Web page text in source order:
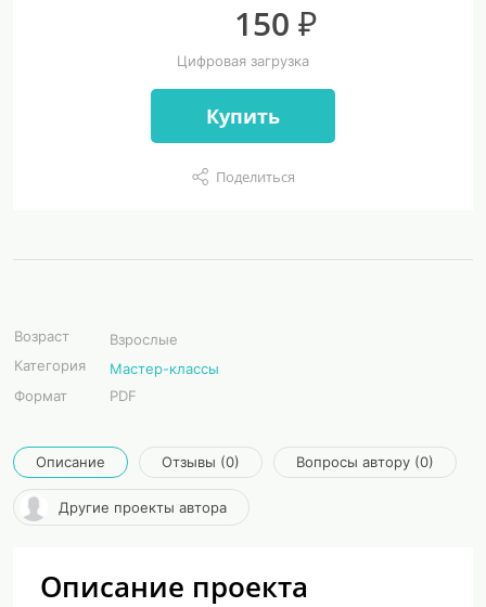
150 ₽
Цифровая загрузка
Купить
Поделиться
Возраст
Взрослые
Категория
Мастер-классы
Формат
PDF
Описание Отзывы (0) Вопросы автору (0)
Другие проекты автора
Описание проекта